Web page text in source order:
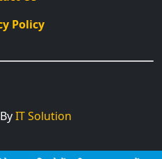
Policy
IT Solution